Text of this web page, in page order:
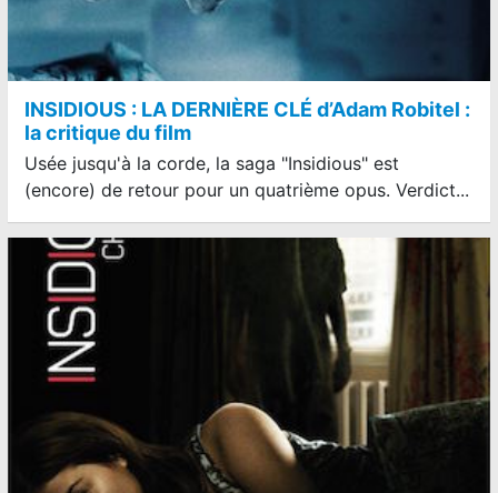
INSIDIOUS : LA DERNIÈRE CLÉ d’Adam Robitel :
la critique du film
Usée jusqu'à la corde, la saga "Insidious" est
(encore) de retour pour un quatrième opus. Verdict...